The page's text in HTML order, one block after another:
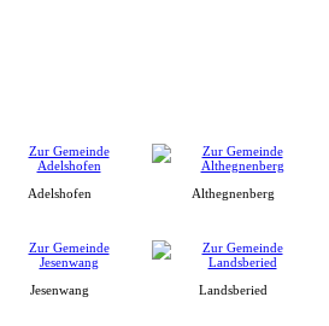
Adelshofen Althegnenberg
Jesenwang Landsberied